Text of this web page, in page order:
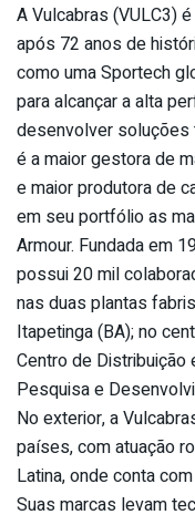
A Vulcabras (VULC3)
após 72 anos de
como uma Sportech
para alcançar a alta
desenvolver soluções
é a maior gestora de
e maior produtora de
em seu portfólio as
Armour. Fundada em
possui 20 mil
nas duas plantas
Itapetinga (BA); no
Centro de Distribuição
Pesquisa e
No exterior, a
países, com atuação
Latina, onde conta
Suas marcas levam